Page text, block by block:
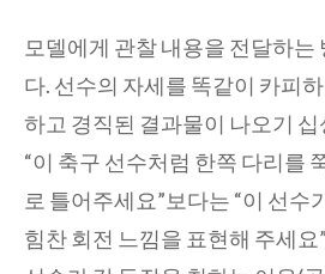
모델에게 관찰 내용을 전달하는
다. 선수의 자세를 똑같이 카피
하고 경직된 결과물이 나오기
“이 축구 선수처럼 한쪽 다리를
로 틀어주세요”보다는 “이 선수
힘찬 회전 느낌을 표현해 주세